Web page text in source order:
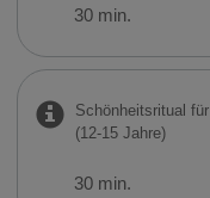
30 min.
Schönheitsritual
(12-15 Jahre)
30 min.